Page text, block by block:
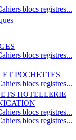
blocs registres...
blocs registres...
POCHETTES
blocs registres...
HOTELLERIE
blocs registres...
blocs registres...